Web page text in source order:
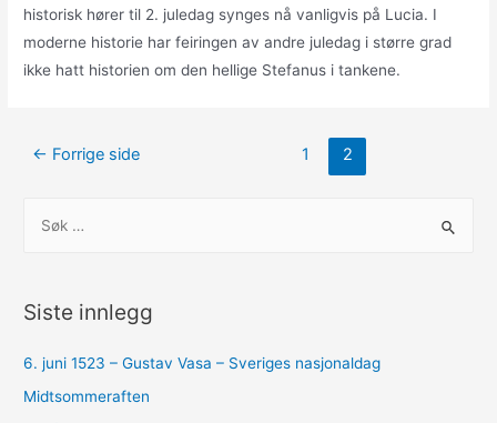
historisk hører til 2. juledag synges nå vanligvis på Lucia. I
moderne historie har feiringen av andre juledag i større grad
ikke hatt historien om den hellige Stefanus i tankene.
Sidepaginering
← Forrige side 1 2
e
t
e
Siste innlegg
6. juni 1523 – Gustav Vasa – Sveriges nasjonaldag
Midtsommeraften